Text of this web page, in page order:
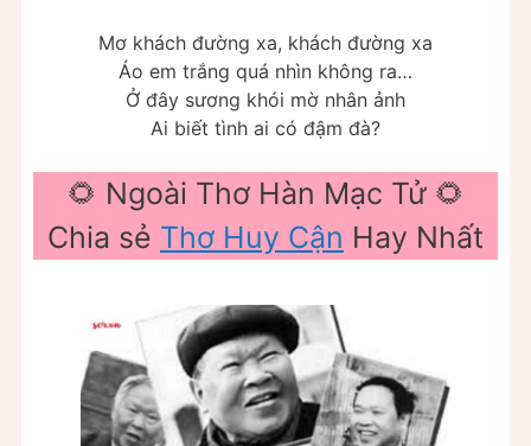
Mơ khách đường xa, khách đường xa
Áo em trắng quá nhìn không ra…
Ở đây sương khói mờ nhân ảnh
Ai biết tình ai có đậm đà?
🌻 Ngoài Thơ Hàn Mạc Tử 🌻
Chia sẻ Thơ Huy Cận Hay Nhất